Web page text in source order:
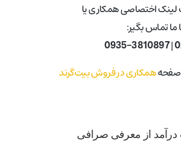
اختصاصی همکاری یا
ما تماس بگیر:
|
0935-3810897
صفحههمکاری در فروش بیت‌گرند